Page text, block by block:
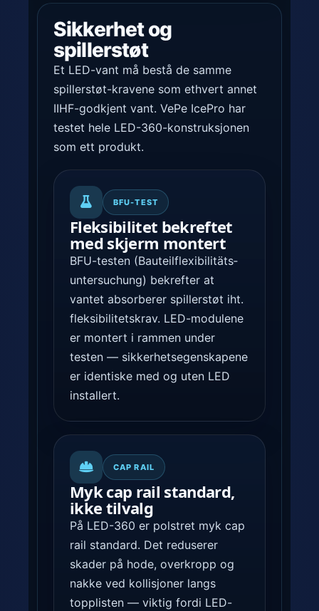
s
v
a
n
t
,
s
e
t
n
e
Sikkerhet og
spillerstøt
Et LED-vant må bestå de samme
spillerstøt-kravene som ethvert annet
IIHF-godkjent vant. VePe IcePro har
testet hele LED-360-konstruksjonen
som ett produkt.
BFU-TEST
Fleksibilitet bekreftet
med skjerm montert
BFU-testen (Bauteilflexibilitäts­
untersuchung) bekrefter at
vantet absorberer spillerstøt iht.
fleksibilitets­krav. LED-modulene
er montert i rammen under
testen — sikkerhets­egenskapene
er identiske med og uten LED
installert.
CAP RAIL
Myk cap rail standard,
ikke tilvalg
På LED-360 er polstret myk cap
rail standard. Det reduserer
skader på hode, overkropp og
nakke ved kollisjoner langs
topplisten — viktig fordi LED-